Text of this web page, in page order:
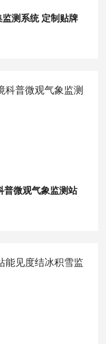
测系统 定制贴牌
普微观气象监测站